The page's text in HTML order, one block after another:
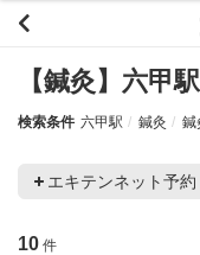
【鍼灸】六甲
検索条件 六甲駅 鍼灸 鍼
エキテンネット予約
10 件